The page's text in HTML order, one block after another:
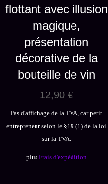
flottant avec illusion
magique,
présentation
décorative de la
bouteille de vin
12,90 €
Pas d'affichage de la TVA, car petit
entrepreneur selon le §19 (1) de la loi
sur la TVA.
plus Frais d'expédition